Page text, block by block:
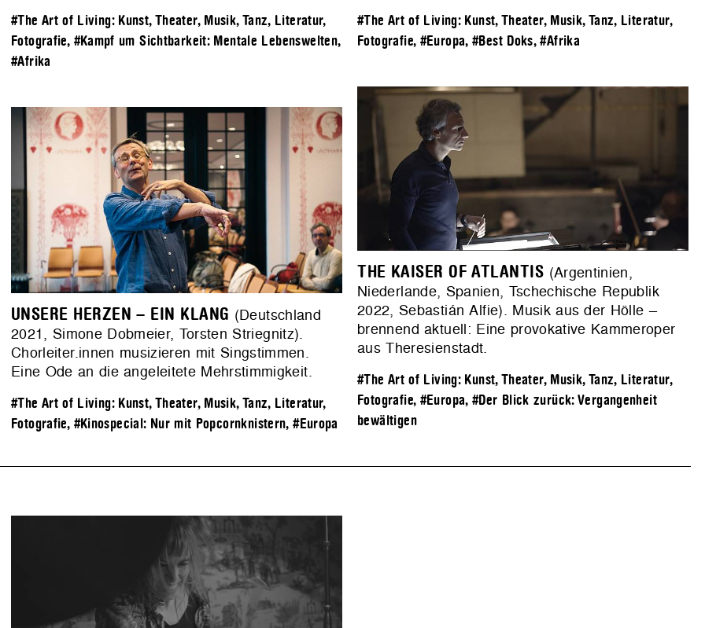
#The Art of Living: Kunst, Theater, Musik, Tanz, Literatur,
Fotografie, #Kampf um Sichtbarkeit: Mentale Lebenswelten,
#Afrika
#The Art of Living: Kunst, Theater, Musik, Tanz, Literatur,
Fotografie, #Europa, #Best Doks,#Afrika
THE KAISER OF ATLANTIS (Argentinien,
Niederlande, Spanien, Tschechische Republik
2022, Sebastián Alfie). Musik aus der Hölle –
brennend aktuell: Eine provokative Kammeroper
aus Theresienstadt.
#The Art of Living: Kunst, Theater, Musik, Tanz, Literatur,
Fotografie, #Europa, #Der Blick zurück: Vergangenheit
bewältigen
UNSERE HERZEN – EIN KLANG (Deutschland
2021, Simone Dobmeier, Torsten Striegnitz).
Chorleiter.innen musizieren mit Singstimmen.
Eine Ode an die angeleitete Mehrstimmigkeit.
#The Art of Living: Kunst, Theater, Musik, Tanz, Literatur,
Fotografie, #Kinospecial: Nur mit Popcornknistern,#Europa